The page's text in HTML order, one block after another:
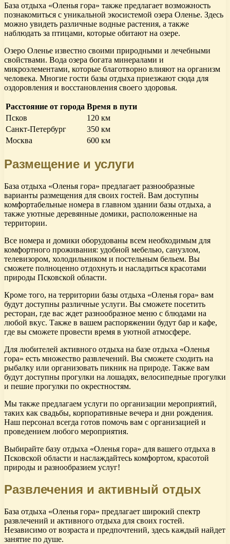
База отдыха «Оленья гора» также предлагает возможность
познакомиться с уникальной экосистемой озера Оленье. Здесь
можно увидеть различные водные растения, а также
наблюдать за птицами, которые обитают на озере.
Озеро Оленье известно своими природными и лечебными
свойствами. Вода озера богата минералами и
микроэлементами, которые благотворно влияют на организм
человека. Многие гости базы отдыха приезжают сюда для
оздоровления и восстановления своего здоровья.
Расстояние от города Время в пути
Псков
120 км
Санкт-Петербург
350 км
Москва
600 км
Размещение и услуги
База отдыха «Оленья гора» предлагает разнообразные
варианты размещения для своих гостей. Вам доступны
комфортабельные номера в главном здании базы отдыха, а
также уютные деревянные домики, расположенные на
территории.
Все номера и домики оборудованы всем необходимым для
комфортного проживания: удобной мебелью, санузлом,
телевизором, холодильником и постельным бельем. Вы
сможете полноценно отдохнуть и насладиться красотами
природы Псковской области.
Кроме того, на территории базы отдыха «Оленья гора» вам
будут доступны различные услуги. Вы сможете посетить
ресторан, где вас ждет разнообразное меню с блюдами на
любой вкус. Также в вашем распоряжении будут бар и кафе,
где вы сможете провести время в уютной атмосфере.
Для любителей активного отдыха на базе отдыха «Оленья
гора» есть множество развлечений. Вы сможете сходить на
рыбалку или организовать пикник на природе. Также вам
будут доступны прогулки на лошадях, велосипедные прогулки
и пешие прогулки по окрестностям.
Мы также предлагаем услуги по организации мероприятий,
таких как свадьбы, корпоративные вечера и дни рождения.
Наш персонал всегда готов помочь вам с организацией и
проведением любого мероприятия.
Выбирайте базу отдыха «Оленья гора» для вашего отдыха в
Псковской области и наслаждайтесь комфортом, красотой
природы и разнообразием услуг!
Развлечения и активный отдых
База отдыха «Оленья гора» предлагает широкий спектр
развлечений и активного отдыха для своих гостей.
Независимо от возраста и предпочтений, здесь каждый найдет
занятие по душе.